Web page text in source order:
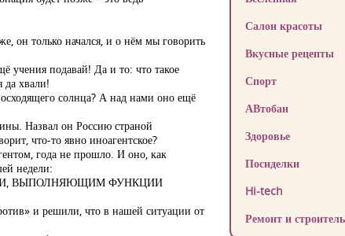
он только начался, и о нём мы говорить
подавай! Да и то: что такое
да хвали!
солнца? А над нами оно ещё
Назвал он Россию страной
что-то явно иноагентское?
года не прошло. И оно, как
недели:
ВЫПОЛНЯЮЩИМ ФУНКЦИИ
и решили, что в нашей ситуации от
Салон красоты
Вкусные рецепты
Спорт
АВтобан
Здоровье
Посиделки
Hi-tech
Ремонт и